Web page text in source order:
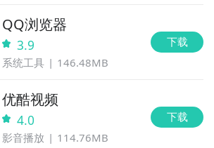
QQ浏览器
3.9
系统工具 146.48MB
下载
优酷视频
4.0
影音播放 114.76MB
下载